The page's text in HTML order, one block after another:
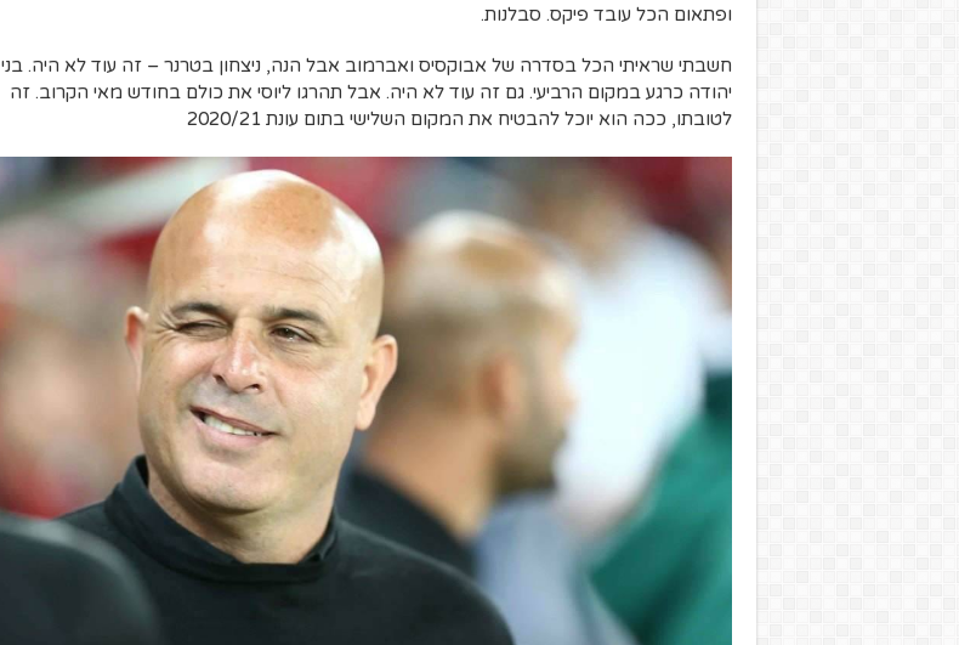
ופתאום הכל עובד פיקס. סבלנות.
חשבתי שראיתי הכל בסדרה של אבוקסיס ואברמוב אבל הנה, ניצחון בטרנר – זה עוד לא היה. בני
יהודה כרגע במקום הרביעי. גם זה עוד לא היה. אבל תהרגו ליוסי את כולם בחודש מאי הקרוב. זה
לטובתו, ככה הוא יוכל להבטיח את המקום השלישי בתום עונת 2020/21